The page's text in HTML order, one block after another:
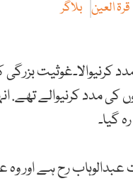
قرۃ العین بلاگر
کرنیوالا۔غوثیت
مدد کرنیوالے تھے.
گیا۔